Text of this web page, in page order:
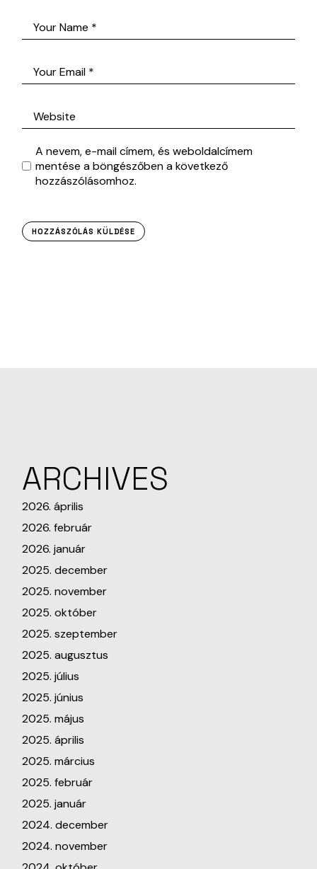
A nevem, e-mail címem, és weboldalcímem
mentése a böngészőben a következő
hozzászólásomhoz.
HOZZÁSZÓLÁS KÜLDÉSE
ARCHIVES
2026. április
2026. február
2026. január
2025. december
2025. november
2025. október
2025. szeptember
2025. augusztus
2025. július
2025. június
2025. május
2025. április
2025. március
2025. február
2025. január
2024. december
2024. november